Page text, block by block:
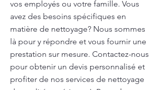
vos employés ou votre famille. Vous
avez des besoins spécifiques en
matière de nettoyage? Nous sommes
là pour y répondre et vous fournir une
prestation sur mesure. Contactez-nous
pour obtenir un devis personnalisé et
profiter de nos services de nettoyage